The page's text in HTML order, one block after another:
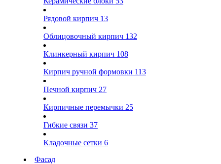
Рядовой кирпич 13
Облицовочный кирпич 132
Клинкерный кирпич 108
Кирпич ручной формовки 113
Печной кирпич 27
Кирпичные перемычки 25
Гибкие связи 37
Кладочные сетки 6
Фасад